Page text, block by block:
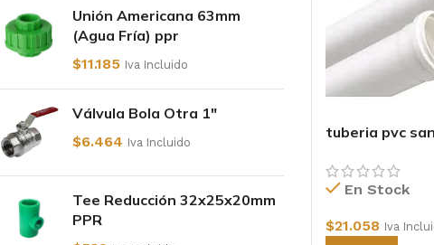
Unión Americana 63mm
(Agua Fría) ppr
$11.185 Iva Incluido
Válvula Bola Otra 1"
$6.464 Iva Incluido
Tee Reducción 32x25x20mm
PPR
tuberia pvc
En Stock
$21.058 Iva